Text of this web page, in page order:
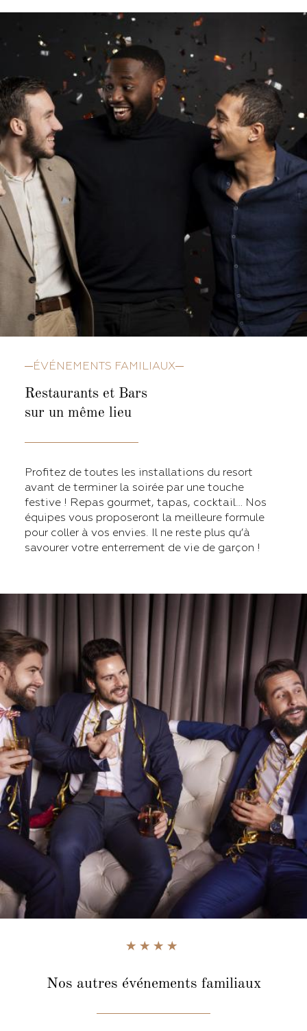
ÉVÉNEMENTS FAMILIAUX
Restaurants et Bars
sur un même lieu
Profitez de toutes les installations du resort
avant de terminer la soirée par une touche
festive ! Repas gourmet, tapas, cocktail… Nos
équipes vous proposeront la meilleure formule
pour coller à vos envies. Il ne reste plus qu’à
savourer votre enterrement de vie de garçon !
Nos autres événements familiaux